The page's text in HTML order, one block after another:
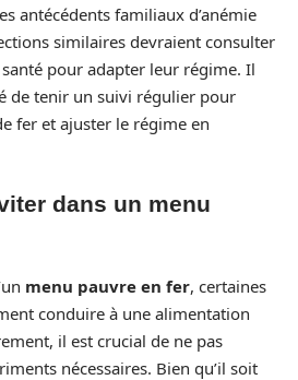
antécédents familiaux d’anémie
similaires devraient consulter
pour adapter leur régime. Il
de tenir un suivi régulier pour
fer et ajuster le régime en
dans un menu
menu pauvre en fer, certaines
conduire à une alimentation
il est crucial de ne pas
nécessaires. Bien qu’il soit